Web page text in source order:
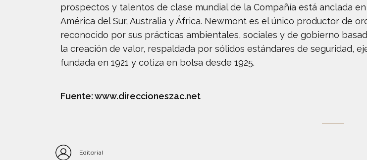
prospectos y talentos de clase mundial de la Compañía está anclada
América del Sur, Australia y África. Newmont es el único productor de
reconocido por sus prácticas ambientales, sociales y de gobierno
la creación de valor, respaldada por sólidos estándares de seguridad,
fundada en 1921 y cotiza en bolsa desde 1925.
Fuente: www.direccioneszac.net
Editorial